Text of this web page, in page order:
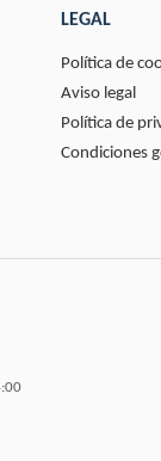
LEGAL
Política de
Aviso legal
Política de
Condiciones